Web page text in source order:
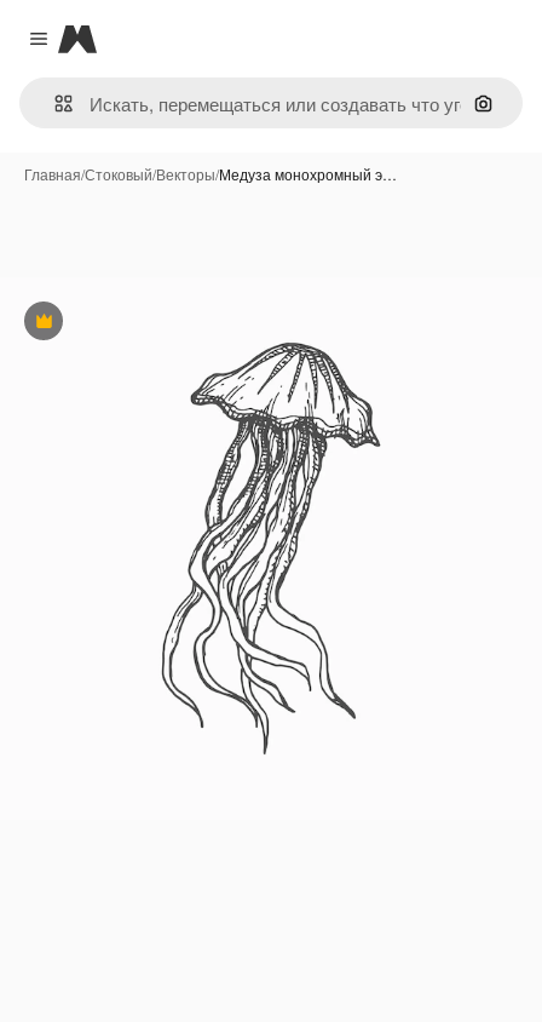
Close menu
Magnific
Поиск
Главная/Стоковый/Векторы/Медуза монохромный э…
Премиум